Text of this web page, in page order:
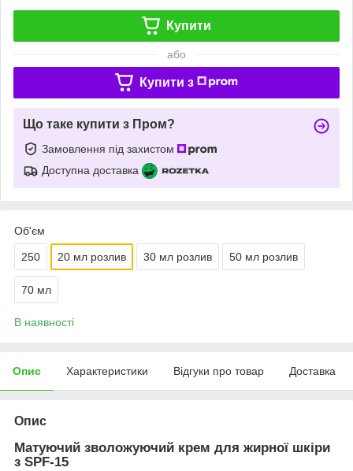
Купити
або
Купити з
Що таке купити з Пром?
Замовлення під захистом
Доступна доставка
Об'єм
250 20 мл розлив 30 мл розлив 50 мл розлив
70 мл
В наявності
Опис Характеристики Відгуки про товар Доставка
Опис
Матуючий зволожуючий крем для жирної шкіри
з SPF-15